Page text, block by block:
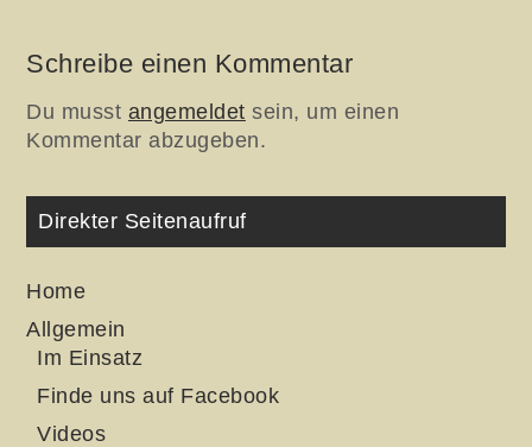
Schreibe einen Kommentar
Du musst angemeldet sein, um einen
Kommentar abzugeben.
Direkter Seitenaufruf
Home
Allgemein
Im Einsatz
Finde uns auf Facebook
Videos